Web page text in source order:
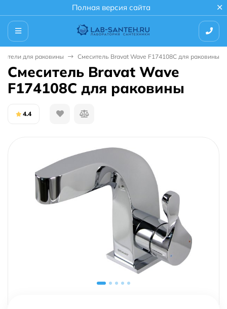
Полная версия сайта
для раковины Смеситель Bravat Wave F174108C для раковины
Смеситель Bravat Wave
F174108C для раковины
4.4